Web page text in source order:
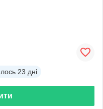
23 дні